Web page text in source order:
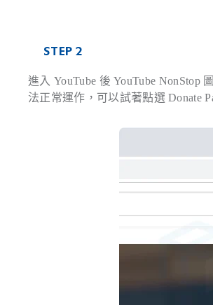
STEP 2
進入 YouTube 後 YouTube NonStop
法正常運作，可以試著點選 Donate